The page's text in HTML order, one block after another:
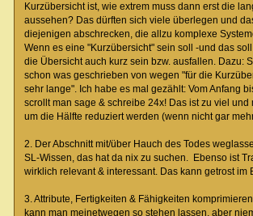
Kurzübersicht ist, wie extrem muss dann erst die
aussehen? Das dürften sich viele überlegen und
diejenigen abschrecken, die allzu komplexe
Wenn es eine "Kurzübersicht" sein soll -und das
die Übersicht auch kurz sein bzw. ausfallen. Dazu:
schon was geschrieben von wegen "für die
sehr lange". Ich habe es mal gezählt: Vom Anfang
scrollt man sage & schreibe 24x! Das ist zu viel und
um die Hälfte reduziert werden (wenn nicht gar
2. Der Abschnitt mit/über Hauch des Todes
SL-Wissen, das hat da nix zu suchen. Ebenso ist
wirklich relevant & interessant. Das kann getrost im
3. Attribute, Fertigkeiten & Fähigkeiten
kann man meinetwegen so stehen lassen, aber